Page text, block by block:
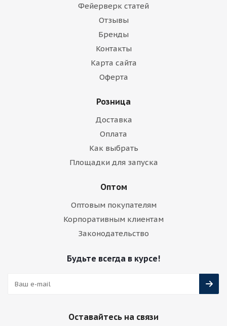
Фейерверк статей
Отзывы
Бренды
Контакты
Карта сайта
Оферта
Розница
Доставка
Оплата
Как выбрать
Площадки для запуска
Оптом
Оптовым покупателям
Корпоративным клиентам
Законодательство
Будьте всегда в курсе!
Оставайтесь на связи